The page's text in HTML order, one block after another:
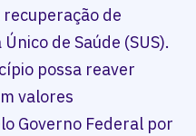
de
de Saúde (SUS).
possa reaver
valores
Governo Federal por